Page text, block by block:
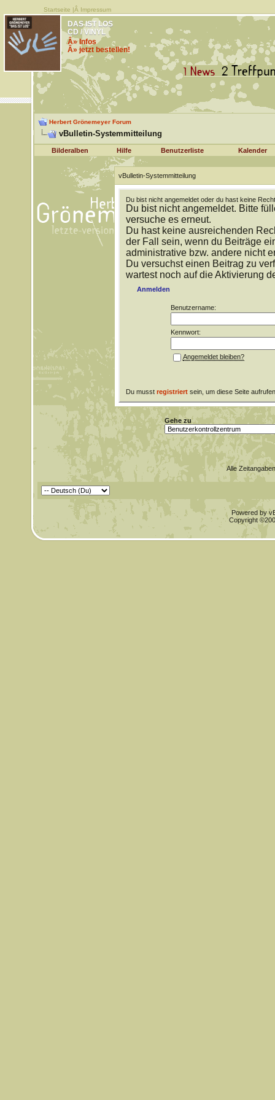
Startseite |Â Impressum
DAS IST LOS
CD / VINYL
Â» Infos
Â» jetzt bestellen!
Herbert Grönemeyer Forum
vBulletin-Systemmitteilung
Bilderalben Hilfe Benutzerliste Kalender
vBulletin-Systemmitteilung
Du bist nicht angemeldet oder du hast keine
Du bist nicht angemeldet. Bitte
versuche es erneut.
Du hast keine ausreichenden
der Fall sein, wenn du Beiträge
administrative bzw. andere nicht
Du versuchst einen Beitrag zu
wartest noch auf die Aktivierung
Anmelden
Benutzername:
Kennwort:
Angemeldet bleiben?
Du musst registriertsein, um diese Seite
Gehe zu
Alle
Powered by
Copyright